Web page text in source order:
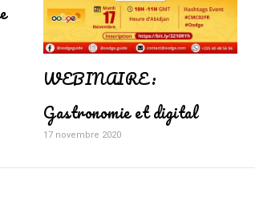
WEBINAIRE:
Gastronomie et digital
17 novembre 2020